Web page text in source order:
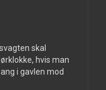
skal
hvis man
i gavlen mod